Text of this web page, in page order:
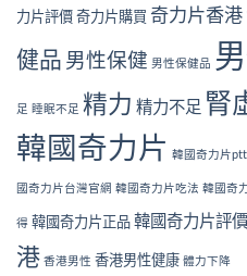
號
與
腎
法〉
值
長
用
嗎？〉
中
嗎？
整
性
析
注
事
中
力片評價奇力片購買 奇力片香港
健品 男性保健 男性保健品
足 睡眠不足 精力 精力不足 腎
韓國奇力片 韓國奇力片ptt
國奇力片台灣官網 韓國奇力片吃法 韓國奇
得 韓國奇力片正品韓國奇力片評價
港 香港男性 香港男性健康 體力下降